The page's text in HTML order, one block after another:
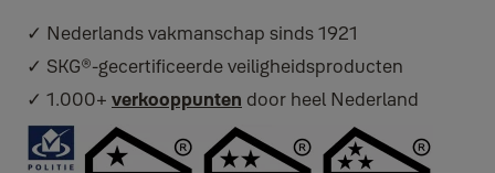
✓ Nederlands vakmanschap sinds 1921
✓ SKG®-gecertificeerde veiligheidsproducten
✓ 1.000+ verkooppunten door heel Nederland